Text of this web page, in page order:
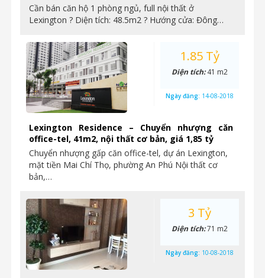
Cần bán căn hộ 1 phòng ngủ, full nội thất ở
Lexington ? Diện tích: 48.5m2 ? Hướng cửa: Đông…
Lexington Residence – Chuyển nhượng căn
office-tel, 41m2, nội thất cơ bản, giá 1,85 tỷ
Chuyển nhượng gấp căn office-tel, dự án Lexington,
mặt tiền Mai Chí Thọ, phường An Phú Nội thất cơ
bản,…
1.85 Tỷ
Diện tích:41 m2
Ngày đăng: 14-08-2018
3 Tỷ
Diện tích:71 m2
Ngày đăng: 10-08-2018